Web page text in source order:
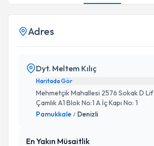
Adres
Dyt. Meltem Kılıç
Haritada Gör
Mehmetçik Mahallesi 2576 Sokak D
Çamlık A1 Blok No:1 A İç Kapı No: 1
Pamukkale / Denizli
En Yakın Müsaitlik